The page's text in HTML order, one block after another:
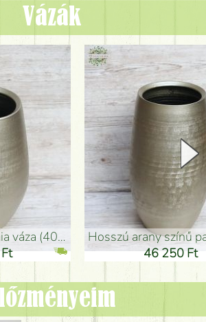
Vázák
(40x26cm)
hosszú arany színű
46 250 Ft